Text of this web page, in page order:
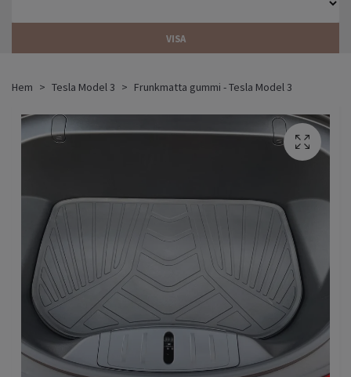
VISA
Hem Tesla Model 3 Frunkmatta gummi - Tesla Model 3